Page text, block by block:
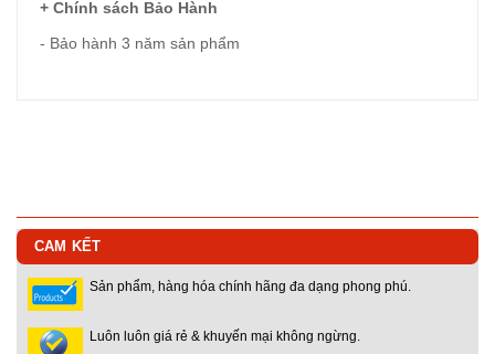
+ Chính sách Bảo Hành
- Bảo hành 3 năm sản phẩm
CAM KẾT
Sản phẩm, hàng hóa chính hãng đa dạng phong phú.
Luôn luôn giá rẻ & khuyến mại không ngừng.